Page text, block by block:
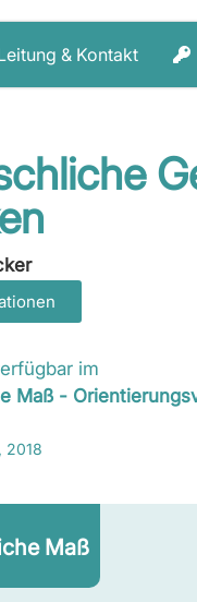
& Kontakt
im
Maß -
2018
Maß